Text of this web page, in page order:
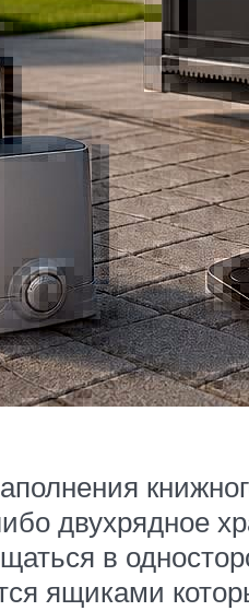
двухрядное
в
ящиками